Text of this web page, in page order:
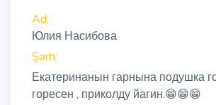
Ad:
Юлия Насибова
Şərh:
Екатеринанын гарнына подушка
горесен , приколду йагин.😁😁😁